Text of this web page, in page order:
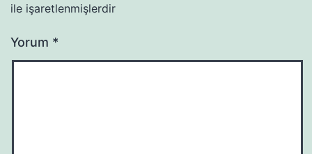
ile işaretlenmişlerdir
Yorum *